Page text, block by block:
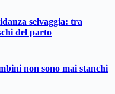
selvaggia: tra
del parto
non sono mai stanchi